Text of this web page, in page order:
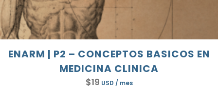
ENARM | P2 – CONCEPTOS BASICOS EN
MEDICINA CLINICA
$19 USD / mes